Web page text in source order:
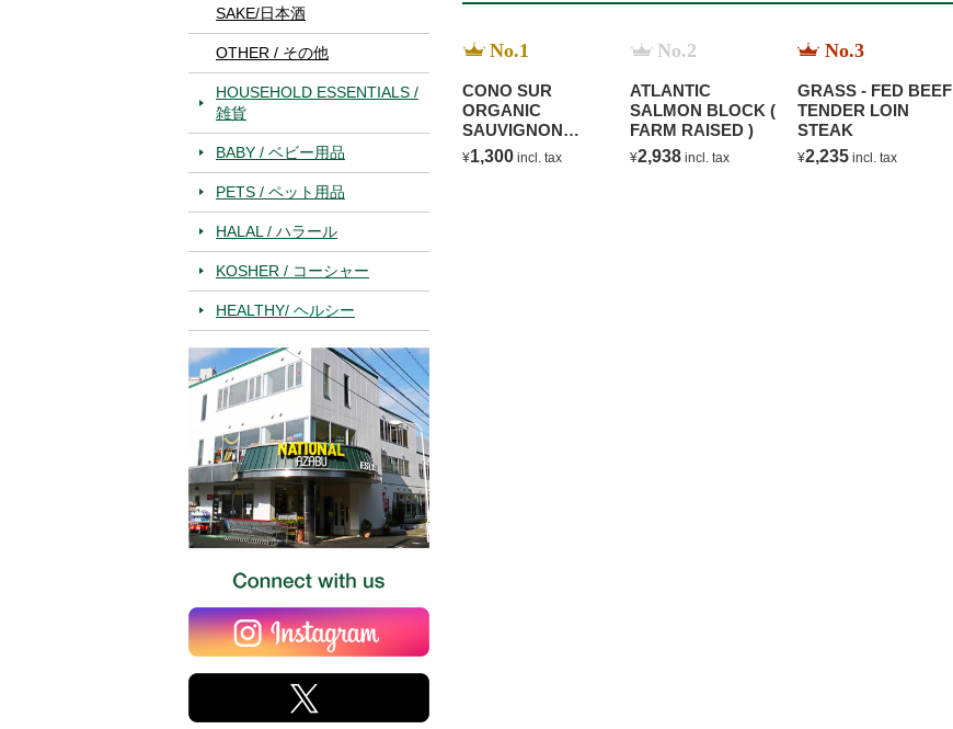
SAKE/日本酒
OTHER / その他
HOUSEHOLD ESSENTIALS /
雑貨
BABY / ベビー用品
PETS / ペット用品
HALAL / ハラール
KOSHER / コーシャー
HEALTHY/ ヘルシー
No.1
CONO SUR
ORGANIC
SAUVIGNON
BLANC
¥1,300 incl. tax
No.2
ATLANTIC
SALMON BLOCK (
FARM RAISED )
¥2,938 incl. tax
No.3
GRASS - FED BEEF
TENDER LOIN
STEAK
¥2,235 incl. tax